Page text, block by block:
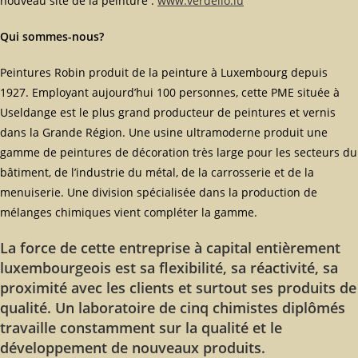
Qui sommes-nous?
Peintures Robin produit de la peinture à Luxembourg depuis
1927. Employant aujourd’hui 100 personnes, cette PME située à
Useldange est le plus grand producteur de peintures et vernis
dans la Grande Région. Une usine ultramoderne produit une
gamme de peintures de décoration très large pour les secteurs du
bâtiment, de l’industrie du métal, de la carrosserie et de la
menuiserie. Une division spécialisée dans la production de
mélanges chimiques vient compléter la gamme.
La force de cette entreprise à capital entièrement
luxembourgeois est sa flexibilité, sa réactivité, sa
proximité avec les clients et surtout ses produits de
qualité. Un laboratoire de cinq chimistes diplômés
travaille constamment sur la qualité et le
développement de nouveaux produits.